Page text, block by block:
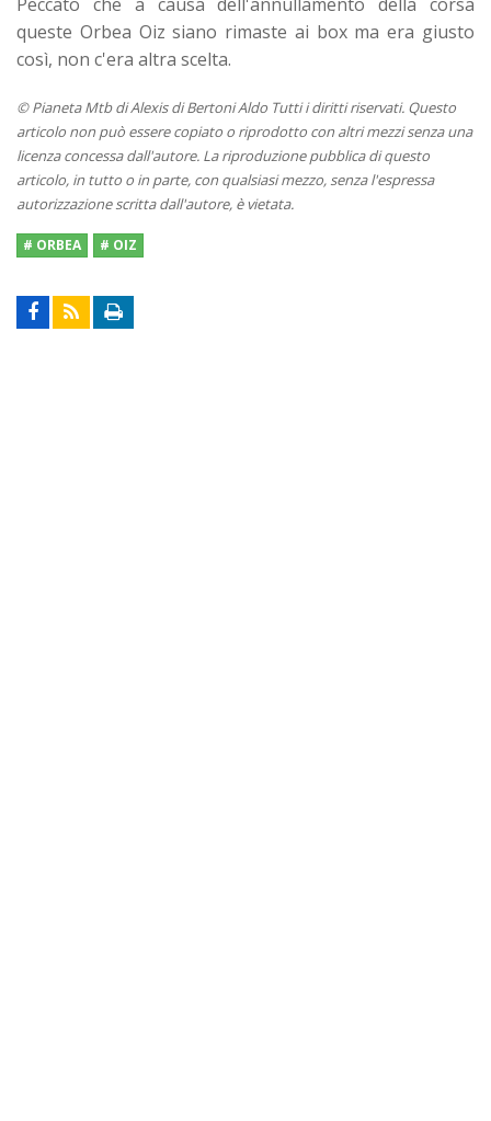
queste Orbea Oiz siano rimaste ai box ma era giusto
così, non c'era altra scelta.
© Pianeta Mtb di Alexis di Bertoni Aldo Tutti i diritti riservati. Questo
articolo non può essere copiato o riprodotto con altri mezzi senza una
licenza concessa dall'autore. La riproduzione pubblica di questo
articolo, in tutto o in parte, con qualsiasi mezzo, senza l'espressa
autorizzazione scritta dall'autore, è vietata.
# ORBEA # OIZ